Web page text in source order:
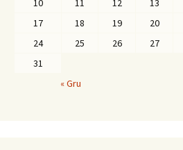
10 11 12 13
17
18 19 20
24
25 26 27
31
« Gru